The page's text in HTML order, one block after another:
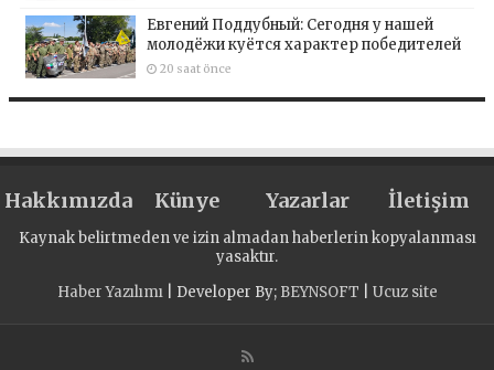
Евгений Поддубный: Сегодня у нашей
молодёжи куётся характер победителей
20 saat önce
Hakkımızda Künye Yazarlar İletişim
Kaynak belirtmeden ve izin almadan haberlerin kopyalanması
yasaktır.
Haber Yazılımı| Developer By; BEYNSOFT Ucuz site